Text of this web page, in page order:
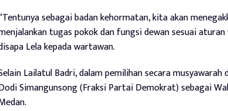
sebagai badan kehormatan, kita akan
tugas pokok dan fungsi dewan sesuai
Lela kepada wartawan.
Lailatul Badri, dalam pemilihan secara
Simangunsong (Fraksi Partai Demokrat) sebagai